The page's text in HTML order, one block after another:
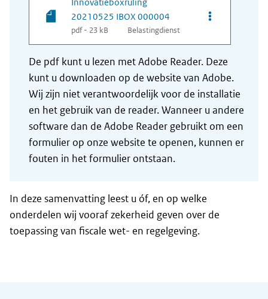
20210525 IBOX 000004
pdf - 23 kB Belastingdienst
Opties van
De pdf kunt u lezen met Adobe Reader. Deze
kunt u downloaden op de website van Adobe.
Wij zijn niet verantwoordelijk voor de installatie
en het gebruik van de reader. Wanneer u andere
software dan de Adobe Reader gebruikt om een
formulier op onze website te openen, kunnen er
fouten in het formulier ontstaan.
In deze samenvatting leest u óf, en op welke
onderdelen wij vooraf zekerheid geven over de
toepassing van fiscale wet- en regelgeving.